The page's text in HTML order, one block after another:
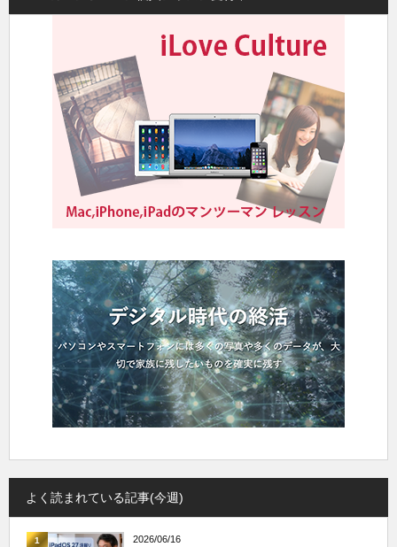
よく読まれている記事(今週)
1 2026/06/16